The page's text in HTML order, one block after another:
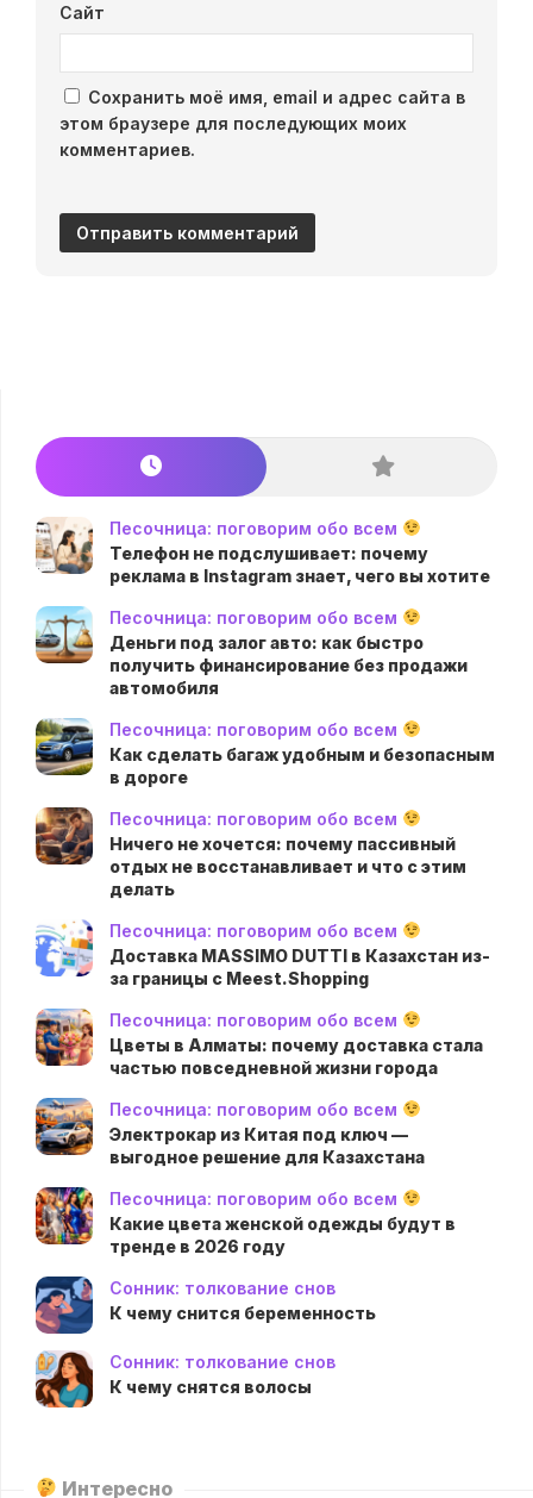
Сайт
Сохранить моё имя, email и адрес сайта в
этом браузере для последующих моих
комментариев.
Песочница: поговорим обо всем
Телефон не подслушивает: почему
реклама в Instagram знает, чего вы хотите
Песочница: поговорим обо всем
Деньги под залог авто: как быстро
получить финансирование без продажи
автомобиля
Песочница: поговорим обо всем
Как сделать багаж удобным и безопасным
в дороге
Песочница: поговорим обо всем
Ничего не хочется: почему пассивный
отдых не восстанавливает и что с этим
делать
Песочница: поговорим обо всем
Доставка MASSIMO DUTTI в Казахстан из-
за границы с Meest.Shopping
Песочница: поговорим обо всем
Цветы в Алматы: почему доставка стала
частью повседневной жизни города
Песочница: поговорим обо всем
Электрокар из Китая под ключ —
выгодное решение для Казахстана
Песочница: поговорим обо всем
Какие цвета женской одежды будут в
тренде в 2026 году
Сонник: толкование снов
К чему снится беременность
Сонник: толкование снов
К чему снятся волосы
Интересно